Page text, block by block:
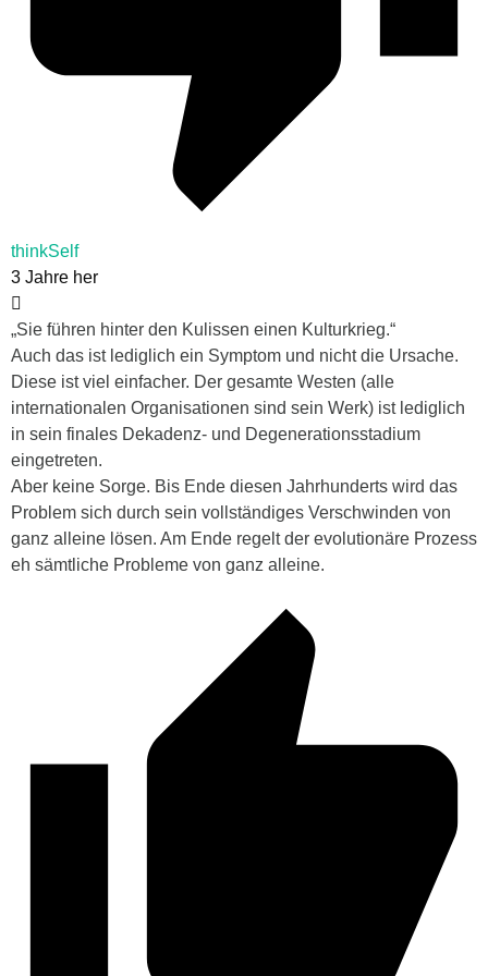
thinkSelf
3 Jahre her
„Sie führen hinter den Kulissen einen Kulturkrieg.“
Auch das ist lediglich ein Symptom und nicht die Ursache.
Diese ist viel einfacher. Der gesamte Westen (alle
internationalen Organisationen sind sein Werk) ist lediglich
in sein finales Dekadenz- und Degenerationsstadium
eingetreten.
Aber keine Sorge. Bis Ende diesen Jahrhunderts wird das
Problem sich durch sein vollständiges Verschwinden von
ganz alleine lösen. Am Ende regelt der evolutionäre Prozess
eh sämtliche Probleme von ganz alleine.